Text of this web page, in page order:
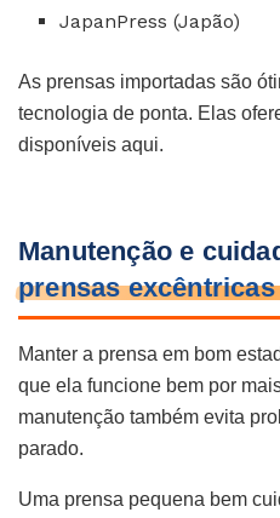
JapanPress (Japão)
As prensas importadas são
tecnologia de ponta. Elas
disponíveis aqui.
Manutenção e
prensas
Manter a prensa em bom
que ela funcione bem por
manutenção também evita
parado.
Uma prensa pequena bem